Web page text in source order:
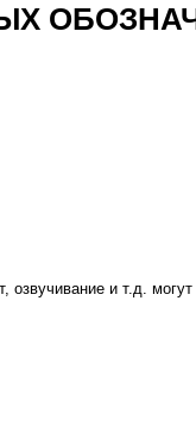
и т.д.